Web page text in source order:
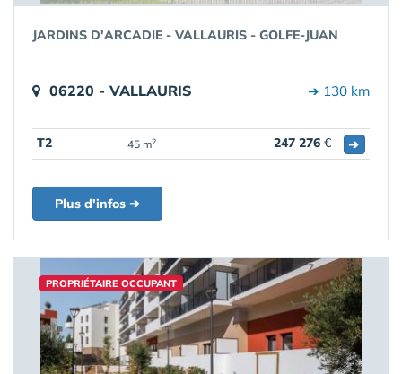
JARDINS D'ARCADIE - VALLAURIS - GOLFE-JUAN
06220 - VALLAURIS ➔ 130 km
T2 45 m2 247 276 € ➔
Plus d'infos ➔
PROPRIÉTAIRE OCCUPANT